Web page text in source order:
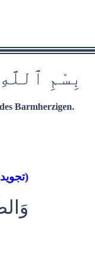
بِسْمِ ٱ للَّهِ
Barmherzigen.
Taǧwīd (تجويد)